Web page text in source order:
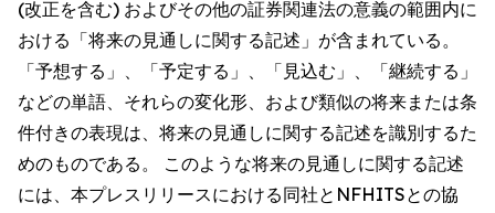
(改正を含む) およびその他の証券関連法の意義の範囲内に
おける「将来の見通しに関する記述」が含まれている。
「予想する」、「予定する」、「見込む」、「継続する」
などの単語、それらの変化形、および類似の将来または条
件付きの表現は、将来の見通しに関する記述を識別するた
めのものである。 このような将来の見通しに関する記述
には、本プレスリリースにおける同社とNFHITSとの協